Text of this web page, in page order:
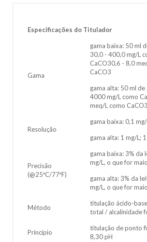
Especificações do Titulador
Gama
gama baixa: 50 ml
30,0 - 400,0 mg/L
CaCO30,6 - 8,0
CaCO3
gama alta: 50 ml
4000 mg/L como
meq/L como CaCO3
Resolução
gama baixa: 0,1
gama alta: 1 mg/L; 1
Precisão
(@25ºC/77ºF)
gama baixa: 3% da
mg/L, o que for
gama alta: 3% da
mg/L, o que for
Método
titulação ácido-
total / alcalinidade
Princípio
titulação de ponto
8,30 pH